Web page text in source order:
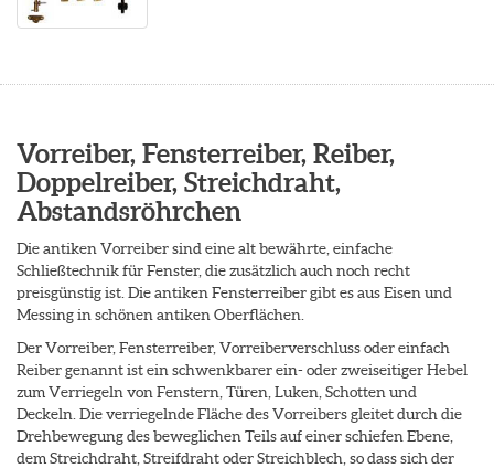
Vorreiber, Fensterreiber, Reiber,
Doppelreiber, Streichdraht,
Abstandsröhrchen
Die antiken Vorreiber sind eine alt bewährte, einfache
Schließtechnik für Fenster, die zusätzlich auch noch recht
preisgünstig ist. Die antiken Fensterreiber gibt es aus Eisen und
Messing in schönen antiken Oberflächen.
Der Vorreiber, Fensterreiber, Vorreiberverschluss oder einfach
Reiber genannt ist ein schwenkbarer ein- oder zweiseitiger Hebel
zum Verriegeln von Fenstern, Türen, Luken, Schotten und
Deckeln. Die verriegelnde Fläche des Vorreibers gleitet durch die
Drehbewegung des beweglichen Teils auf einer schiefen Ebene,
dem Streichdraht, Streifdraht oder Streichblech, so dass sich der